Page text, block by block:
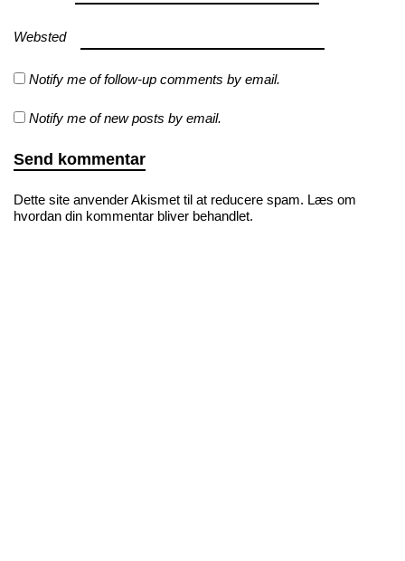
Websted
Notify me of follow-up comments by email.
Notify me of new posts by email.
Dette site anvender Akismet til at reducere spam. Læs om
hvordan din kommentar bliver behandlet.